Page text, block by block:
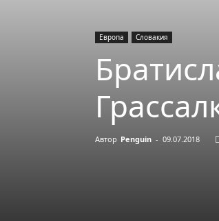
Европа Словакия
Автор Penguin - 09.07.2018